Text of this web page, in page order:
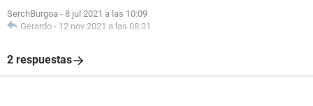
SerchBurgoa - 8 jul 2021 a las 10:09
Gerardo - 12 nov 2021 a las 08:31
2 respuestas